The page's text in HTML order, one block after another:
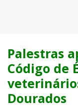
Palestras
Código de
Dourados